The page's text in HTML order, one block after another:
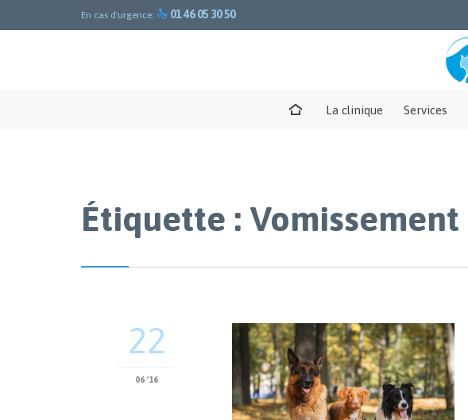
En cas d'urgence:  01 46 05 30 50
La clinique Services
Étiquette : Vomissement
22
06 '16